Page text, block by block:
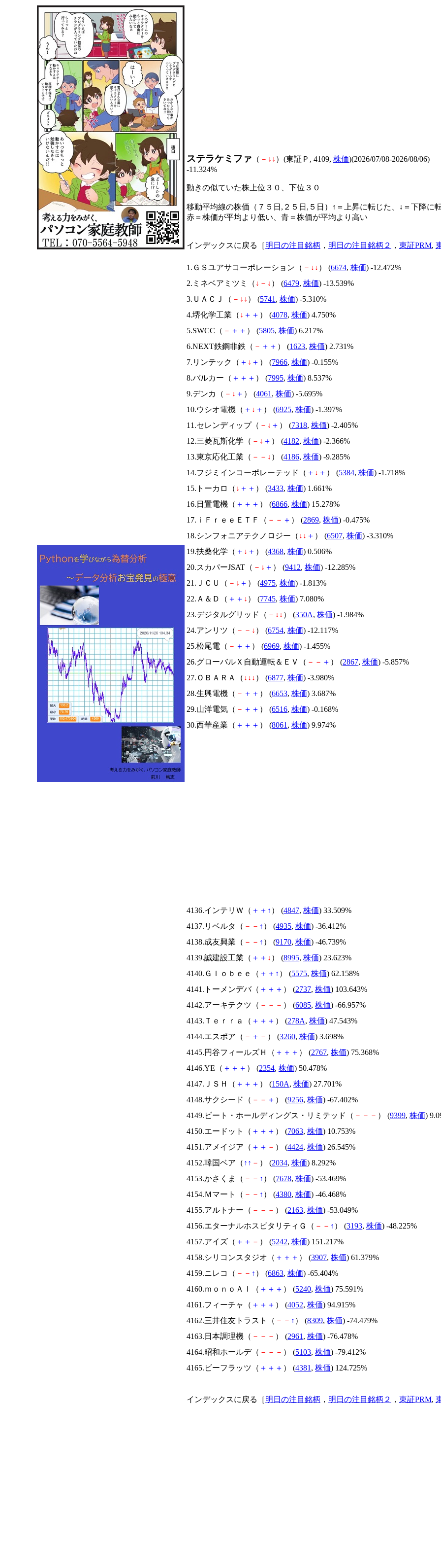
ステラケミファ （ － ↓ ↓ ）(東証Ｐ, 4109, 株価)(2026/07/08-2026/08/06)
-11.324%
動きの似ていた株上位３０、下位３０
移動平均線の株価（７５日,２５日,５日）↑＝上昇に転じた、↓＝下降に
赤＝株価が平均より低い、青＝株価が平均より高い
インデックスに戻る［明日の注目銘柄 ， 明日の注目銘柄２ ， 東証PRM,
1.ＧＳユアサコーポレーション（ － ↓ ↓ ） (6674, 株価) -12.472%
2.ミネベアミツミ（ ↓ － ↓ ） (6479, 株価) -13.539%
3.ＵＡＣＪ（ － ↓ ↓ ） (5741 , 株価) -5.310%
4.堺化学工業（ ↓ ＋ ＋ ） (4078, 株価) 4.750%
5.SWCC（ － ＋ ＋ ） (5805, 株価) 6.217%
6.NEXT鉄鋼非鉄（ － ＋ ＋ ） (1623, 株価) 2.731%
7.リンテック（ ＋ ↓ ＋ ） (7966, 株価) -0.155%
8.バルカー（ ＋ ＋ ＋ ） (7995, 株価) 8.537%
9.デンカ（ － ↓ ＋ ） (4061 , 株価) -5.695%
10.ウシオ電機（ ＋ ↓ ＋ ） (6925, 株価) -1.397%
11.セレンディップ（ － ↓ ＋ ） (7318, 株価) -2.405%
12.三菱瓦斯化学（ － ↓ ＋ ） (4182, 株価) -2.366%
13.東京応化工業（ － － ↓ ） (4186, 株価) -9.285%
14.フジミインコーポレーテッド（ ＋ ↓ ＋ ） (5384, 株価) -1.718%
15.トーカロ（ ↓ ＋ ＋ ） (3433, 株価) 1.661%
16.日置電機（ ＋ ＋ ＋ ） (6866, 株価) 15.278%
17.ｉＦｒｅｅＥＴＦ（ － － ＋ ） (2869, 株価) -0.475%
18.シンフォニアテクノロジー（ ↓ ↓ ＋ ） (6507, 株価) -3.310%
19.扶桑化学（ ＋ ↓ ＋ ） (4368, 株価) 0.506%
20.スカパーJSAT（ － ↓ ＋ ） (9412, 株価) -12.285%
21.ＪＣＵ（ － ↓ ＋ ） (4975, 株価) -1.813%
22.Ａ＆Ｄ（ ＋ ＋ ↓ ） (7745, 株価) 7.080%
23.デジタルグリッド（ － ↓ ↓ ） (350A, 株価) -1.984%
24.アンリツ（ － － ↓ ） (6754, 株価) -12.117%
25.松尾電（ － ＋ ＋ ） (6969, 株価) -1.455%
26.グローバルＸ自動運転＆ＥＶ（ － － ＋ ） (2867, 株価) -5.857%
27.ＯＢＡＲＡ（ ↓ ↓ ↓ ） (6877, 株価) -3.980%
28.生興電機（ － ＋ ＋ ） (6653, 株価) 3.687%
29.山洋電気（ － ＋ ＋ ） (6516, 株価) -0.168%
30.西華産業（ ＋ ＋ ＋ ） (8061 , 株価) 9.974%
4136.インテリＷ（ ＋ ＋ ↑ ） (4847, 株価) 33.509%
4137.リベルタ（ － － ↑ ） (4935, 株価) -36.412%
4138.成友興業（ － － ↑ ） (9170, 株価) -46.739%
4139.誠建設工業（ ＋ ＋ ↓ ） (8995, 株価) 23.623%
4140.Ｇｌｏｂｅｅ（ ＋ ＋ ↑ ） (5575, 株価) 62.158%
4141.トーメンデバ（ ＋ ＋ ＋ ） (2737, 株価) 103.643%
4142.アーキテクツ（ － － － ） (6085, 株価) -66.957%
4143.Ｔｅｒｒａ（ ＋ ＋ ＋ ） (278A, 株価) 47.543%
4144.エスポア（ － ＋ － ） (3260, 株価) 3.698%
4145.円谷フィールズＨ（ ＋ ＋ ＋ ） (2767, 株価) 75.368%
4146.YE（ ＋ ＋ ＋ ） (2354, 株価) 50.478%
4147.ＪＳＨ（ ＋ ＋ ＋ ） (150A, 株価) 27.701%
4148.サクシード（ － － ＋ ） (9256, 株価) -67.402%
4149.ビート・ホールディングス・リミテッド（ － － － ） (9399, 株価)
4150.エードット（ ＋ ＋ ＋ ） (7063, 株価) 10.753%
4151.アメイジア（ ＋ ＋ － ） (4424, 株価) 26.545%
4152.韓国ベア（ ↑ ↑ － ） (2034, 株価) 8.292%
4153.かさくま（ － － ↑ ） (7678, 株価) -53.469%
4154.Ｍマート（ － － ↑ ） (4380, 株価) -46.468%
4155.アルトナー（ － － － ） (2163, 株価) -53.049%
4156.エターナルホスピタリティＧ（ － － ↑ ） (3193, 株価) -48.225%
4157.アイズ（ ＋ ＋ － ） (5242, 株価) 151.217%
4158.シリコンスタジオ（ ＋ ＋ ＋ ） (3907, 株価) 61.379%
4159.ニレコ（ － － ↑ ） (6863, 株価) -65.404%
4160.ｍｏｎｏＡＩ（ ＋ ＋ ＋ ） (5240, 株価) 75.591%
4161.フィーチャ（ ＋ ＋ ＋ ） (4052, 株価) 94.915%
4162.三井住友トラスト（ － － ↑ ） (8309, 株価) -74.479%
4163.日本調理機（ － － － ） (2961 , 株価) -76.478%
4164.昭和ホールデ（ － － － ） (5103, 株価) -79.412%
4165.ビーフラッツ（ ＋ ＋ ＋ ） (4381 , 株価) 124.725%
インデックスに戻る［明日の注目銘柄 ， 明日の注目銘柄２ ， 東証PRM,